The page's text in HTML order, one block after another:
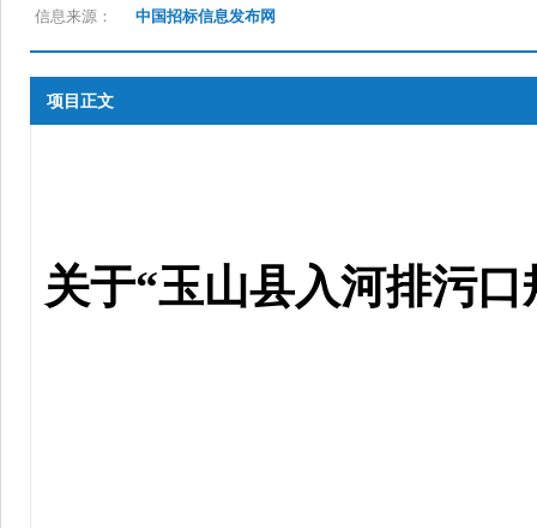
信息来源：
中国招标信息发布网
项目正文